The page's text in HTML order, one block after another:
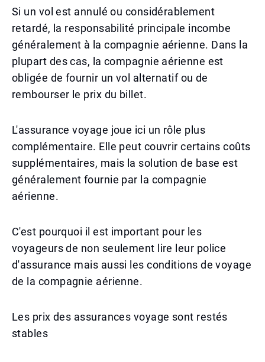
Si un vol est annulé ou considérablement
retardé, la responsabilité principale incombe
généralement à la compagnie aérienne. Dans la
plupart des cas, la compagnie aérienne est
obligée de fournir un vol alternatif ou de
rembourser le prix du billet.
L'assurance voyage joue ici un rôle plus
complémentaire. Elle peut couvrir certains coûts
supplémentaires, mais la solution de base est
généralement fournie par la compagnie
aérienne.
C'est pourquoi il est important pour les
voyageurs de non seulement lire leur police
d'assurance mais aussi les conditions de voyage
de la compagnie aérienne.
Les prix des assurances voyage sont restés
stables